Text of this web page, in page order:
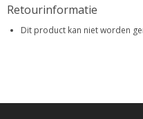
Retourinformatie
Dit product kan niet worden